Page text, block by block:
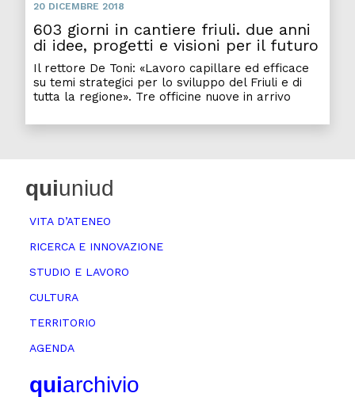
20 DICEMBRE 2018
603 giorni in cantiere friuli. due anni
di idee, progetti e visioni per il futuro
Il rettore De Toni: «Lavoro capillare ed efficace
su temi strategici per lo sviluppo del Friuli e di
tutta la regione». Tre officine nuove in arrivo
quiuniud
VITA D’ATENEO
RICERCA E INNOVAZIONE
STUDIO E LAVORO
CULTURA
TERRITORIO
AGENDA
quiarchivio